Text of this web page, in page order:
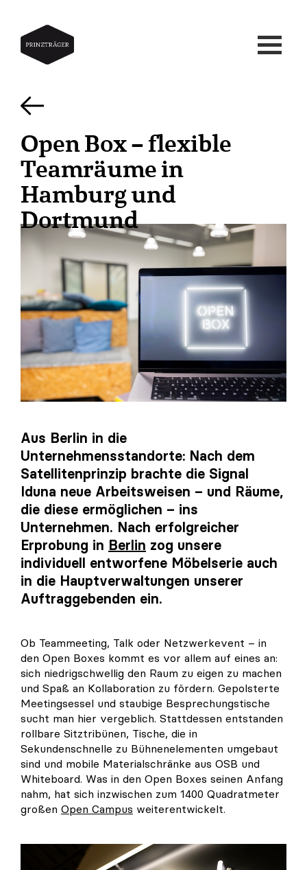
Open Box – flexible
Teamräume in
Hamburg und
Dortmund
Aus Berlin in die
Unternehmensstandorte: Nach dem
Satellitenprinzip brachte die Signal
Iduna neue Arbeitsweisen – und Räume,
die diese ermöglichen – ins
Unternehmen. Nach erfolgreicher
Erprobung in Berlin zog unsere
individuell entworfene Möbelserie auch
in die Hauptverwaltungen unserer
Auftraggebenden ein.
Ob Teammeeting, Talk oder Netzwerkevent – in
den Open Boxes kommt es vor allem auf eines an:
sich niedrigschwellig den Raum zu eigen zu machen
und Spaß an Kollaboration zu fördern. Gepolsterte
Meetingsessel und staubige Besprechungstische
sucht man hier vergeblich. Stattdessen entstanden
rollbare Sitztribünen, Tische, die in
Sekundenschnelle zu Bühnenelementen umgebaut
sind und mobile Materialschränke aus OSB und
Whiteboard. Was in den Open Boxes seinen Anfang
nahm, hat sich inzwischen zum 1400 Quadratmeter
großen Open Campus weiterentwickelt.